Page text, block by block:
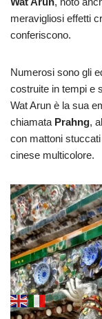
meravigliosi effetti
conferiscono.
Numerosi sono gli
costruite in tempi e
Wat Arun è la sua
chiamata Prahng,
con mattoni
cinese multicolore.